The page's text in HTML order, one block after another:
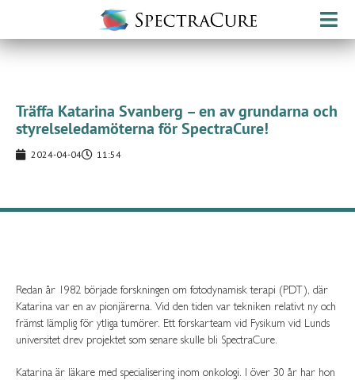
Träffa Katarina Svanberg – en av grundarna och
styrelseledamöterna för SpectraCure!
2024-04-04 11:54
Redan år 1982 började forskningen om fotodynamisk terapi (PDT), där
Katarina var en av pionjärerna. Vid den tiden var tekniken relativt ny och
främst lämplig för ytliga tumörer. Ett forskarteam vid Fysikum vid Lunds
universitet drev projektet som senare skulle bli SpectraCure.
Katarina är läkare med specialisering inom onkologi. I över 30 år har hon